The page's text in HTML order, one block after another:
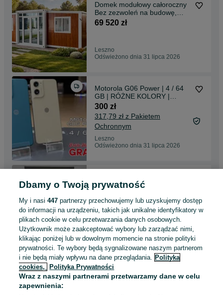
Domek modułowy całoroczny
Bez zezwoleń na budowę,
różne kolory , 35m2
69 520 zł
Leszno
Odświeżono dnia 31 lipca 2026
Motorola G06 Power | 4 / 64
GB | RÓŻNE KOLORY |
POWYSTAWOWY | SZKŁO
GRATIS | Więcej w OPISIE |
300 zł
317,79 zł z Pakietem
Ochronnym
Leszno
Odświeżono dnia 31 lipca 2026
12/256 GB | POWYSTAWOWY
3 969 zł z Pakietem
Ochronnym
Leszno
Odświeżono dnia 24 lipca 2026
APPLE IPHONE 14 | 128 GB |
UŻYWANE | Kondycja Baterii-
82%| Szkło gratis |
Dbamy o Twoją prywatność
My i nasi447 partnerzy przechowujemy lub uzyskujemy dostęp
do informacji na urządzeniu, takich jak unikalne identyfikatory w
plikach cookie w celu przetwarzania danych osobowych.
Użytkownik może zaakceptować wybory lub zarządzać nimi,
klikając poniżej lub w dowolnym momencie na stronie polityki
prywatności. Te wybory będą sygnalizowane naszym partnerom
i nie będą miały wpływu na dane przeglądania. Polityka
cookies,
Polityka Prywatności
Wraz z naszymi partnerami przetwarzamy dane w celu
zapewnienia: